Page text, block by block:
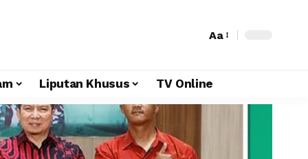
Aa
Liputan Khusus TV Online